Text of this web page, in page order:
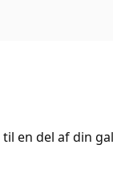
en del af din